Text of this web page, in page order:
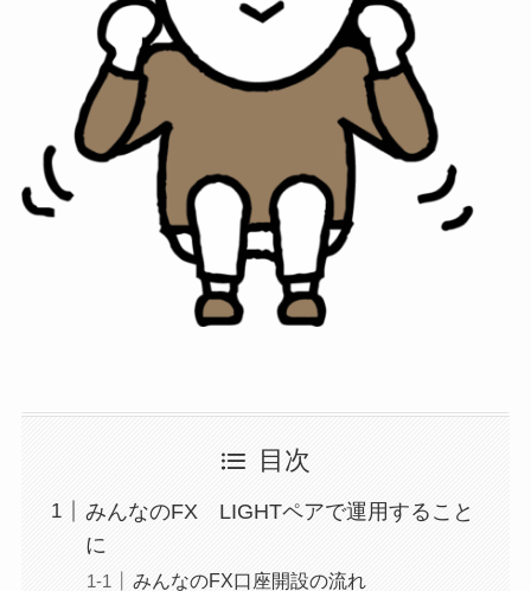
目次
みんなのFX LIGHTペアで運用すること
に
みんなのFX口座開設の流れ